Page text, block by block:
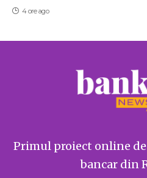
4 ore ago
Primul proiect online
bancar din